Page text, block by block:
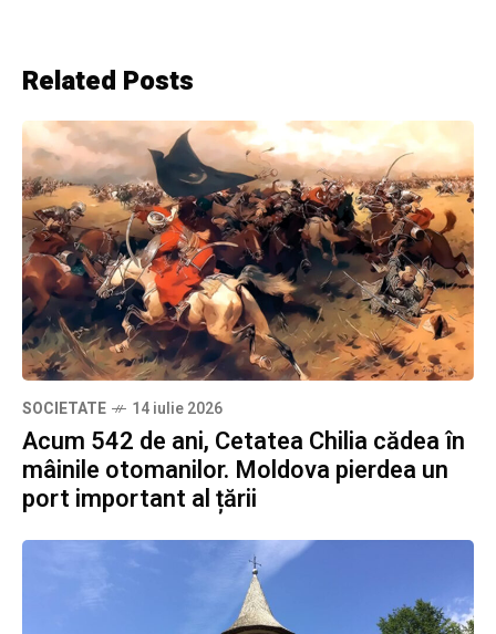
Related Posts
SOCIETATE 14 iulie 2026
Acum 542 de ani, Cetatea Chilia cădea în
mâinile otomanilor. Moldova pierdea un
port important al țării